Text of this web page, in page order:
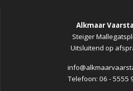
Alkmaar
Steiger
Uitsluitend op
Telefoon: 06 - 5555